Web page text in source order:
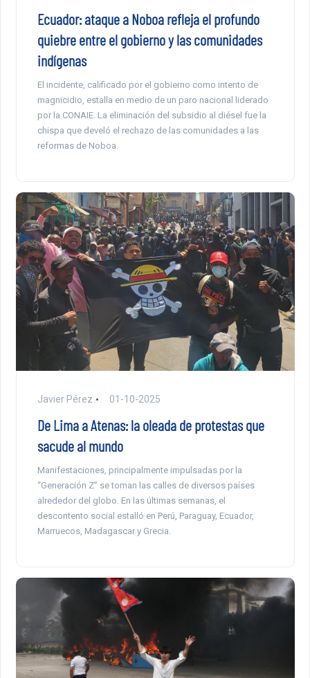
Ecuador: ataque a Noboa refleja el profundo
quiebre entre el gobierno y las comunidades
indígenas
El incidente, calificado por el gobierno como intento de
magnicidio, estalla en medio de un paro nacional liderado
por la CONAIE. La eliminación del subsidio al diésel fue la
chispa que develó el rechazo de las comunidades a las
reformas de Noboa.
Javier Pérez 01-10-2025
De Lima a Atenas: la oleada de protestas que
sacude al mundo
Manifestaciones, principalmente impulsadas por la
“Generación Z” se toman las calles de diversos países
alrededor del globo. En las últimas semanas, el
descontento social estalló en Perú, Paraguay, Ecuador,
Marruecos, Madagascar y Grecia.